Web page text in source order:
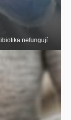
nefungují